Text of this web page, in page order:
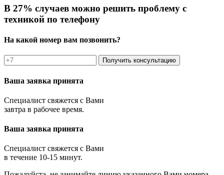
В 27% случаев можно решить проблему с
техникой по телефону
На какой номер вам позвонить?
Получить консультацию
Ваша заявка принята
Специалист свяжется с Вами
завтра в рабочее время.
Ваша заявка принята
Специалист свяжется с Вами
в течение 10-15 минут.